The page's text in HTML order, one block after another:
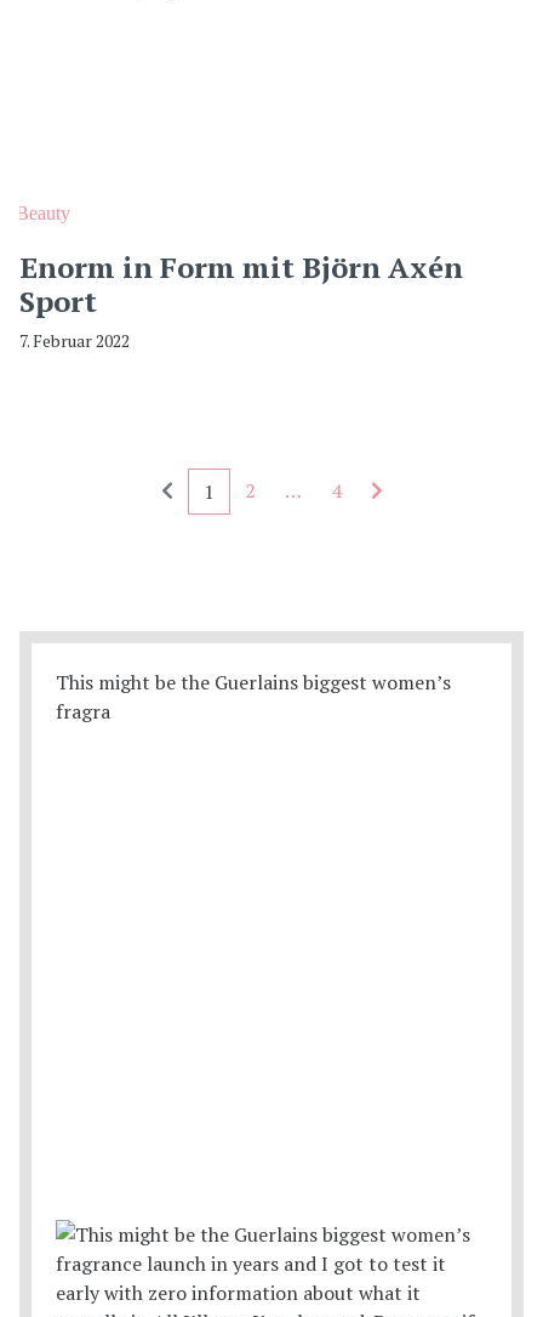
Beauty
Enorm in Form mit Björn Axén
Sport
7. Februar 2022
Seitennummerierung - rückwärts
1 2 … 4
This might be the Guerlains biggest women’s
fragra